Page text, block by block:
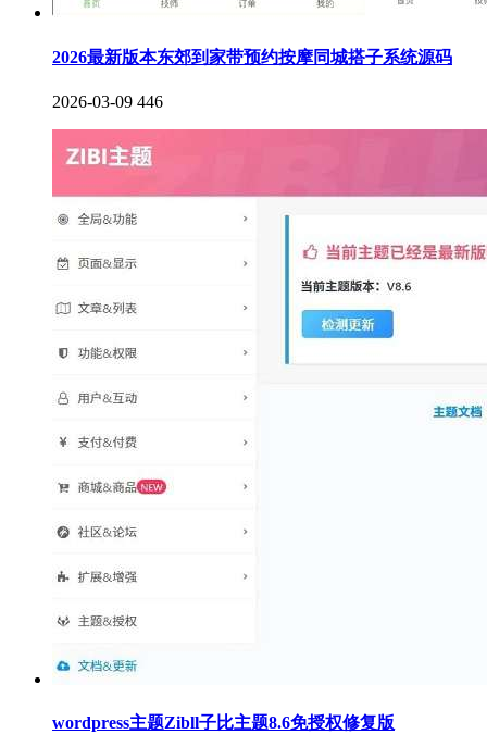
2026最新版本东郊到家带预约按摩同城搭子系统源码
2026-03-09 446
wordpress主题Zibll子比主题8.6免授权修复版